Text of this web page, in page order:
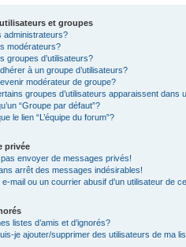
et groupes
administrateurs?
modérateurs?
groupes d’utilisateurs?
à un groupe d’utilisateurs?
modérateur de groupe?
groupes d’utilisateurs apparaissent dans
“Groupe par défaut”?
le lien “L’équipe du forum”?
privée
envoyer de messages privés!
arrêt des messages indésirables!
e-mail ou un courrier abusif d’un utilisateur de
listes d’amis et d’ignorés?
je ajouter/supprimer des utilisateurs de ma